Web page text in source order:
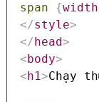
span
{width
</style>
</head>
<body>
<h1>Chạy